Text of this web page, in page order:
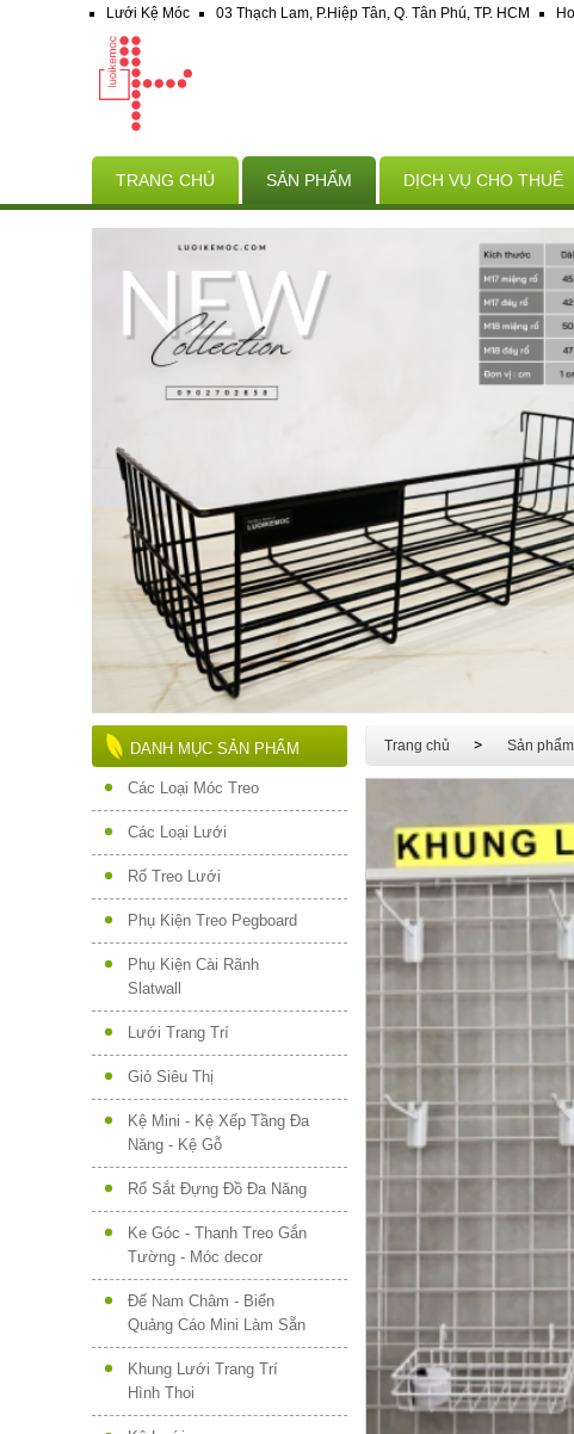
Lưới Kệ Móc 03 Thạch Lam, P.Hiệp Tân, Q. Tân Phú, TP. HCM
TRANG CHỦ SẢN PHẨM DỊCH VỤ CHO THUÊ
DANH MỤC SẢN PHẨM
Các Loại Móc Treo
Các Loại Lưới
Rổ Treo Lưới
Phụ Kiện Treo Pegboard
Phụ Kiện Cài Rãnh
Slatwall
Lưới Trang Trí
Giỏ Siêu Thị
Kệ Mini - Kệ Xếp Tầng Đa
Năng - Kệ Gỗ
Rổ Sắt Đựng Đồ Đa Năng
Ke Góc - Thanh Treo Gắn
Tường - Móc decor
Đế Nam Châm - Biển
Quảng Cáo Mini Làm Sẵn
Khung Lưới Trang Trí
Hình Thoi
Trang chủ Sản phẩm